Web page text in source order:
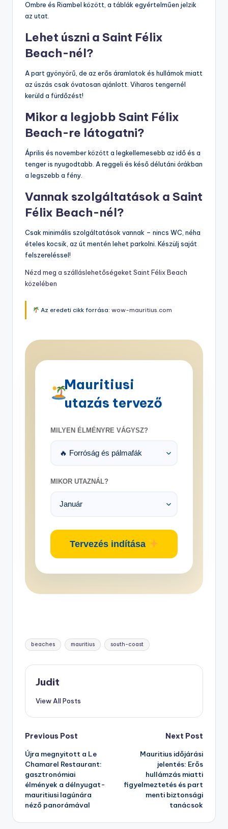
Ombre és Riambel között, a táblák egyértelműen jelzik
az utat.
Lehet úszni a Saint Félix
Beach-nél?
A part gyönyörű, de az erős áramlatok és hullámok miatt
az úszás csak óvatosan ajánlott. Viharos tengernél
kerüld a fürdőzést!
Mikor a legjobb Saint Félix
Beach-re látogatni?
Április és november között a legkellemesebb az idő és a
tenger is nyugodtabb. A reggeli és késő délutáni órákban
a legszebb a fény.
Vannak szolgáltatások a Saint
Félix Beach-nél?
Csak minimális szolgáltatások vannak – nincs WC, néha
ételes kocsik, az út mentén lehet parkolni. Készülj saját
felszereléssel!
Nézd meg a szálláslehetőségeket Saint Félix Beach
közelében
Az eredeti cikk forrása:wow-mauritius.com
Mauritiusi
utazás tervező
MILYEN ÉLMÉNYRE VÁGYSZ?
MIKOR UTAZNÁL?
Tervezés indítása
Tags:
beaches mauritius south-coast
Judit
View All Posts
Post
navigation
Previous Post
Újra megnyitott a Le
Chamarel Restaurant:
gasztronómiai
élmények a délnyugat-
mauritiusi lagúnára
néző panorámával
Next Post
Mauritius időjárási
jelentés: Erős
hullámzás miatti
figyelmeztetés és part
menti biztonsági
tanácsok